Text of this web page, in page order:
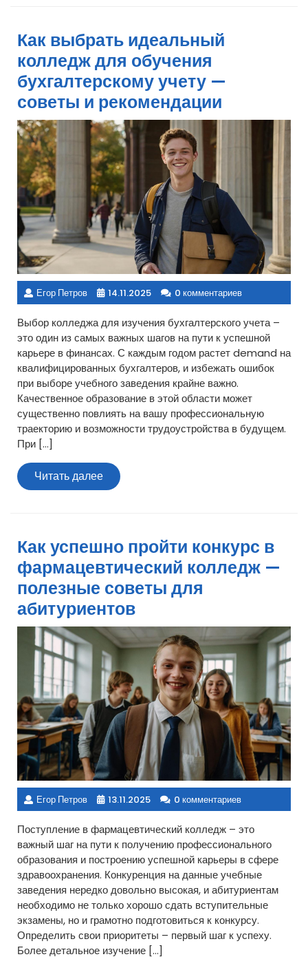
Как выбрать идеальный
колледж для обучения
бухгалтерскому учету —
советы и рекомендации
Егор Петров 14.11.2025 0 комментариев
Выбор колледжа для изучения бухгалтерского учета –
это один из самых важных шагов на пути к успешной
карьере в финансах. С каждым годом растет demand на
квалифицированных бухгалтеров, и избежать ошибок
при выборе учебного заведения крайне важно.
Качественное образование в этой области может
существенно повлиять на вашу профессиональную
траекторию и возможности трудоустройства в будущем.
При […]
Читать далееЧитать
далее
Как успешно пройти конкурс в
фармацевтический колледж —
полезные советы для
абитуриентов
Егор Петров 13.11.2025 0 комментариев
Поступление в фармацевтический колледж – это
важный шаг на пути к получению профессионального
образования и построению успешной карьеры в сфере
здравоохранения. Конкуренция на данные учебные
заведения нередко довольно высокая, и абитуриентам
необходимо не только хорошо сдать вступительные
экзамены, но и грамотно подготовиться к конкурсу.
Определить свои приоритеты – первый шаг к успеху.
Более детальное изучение […]